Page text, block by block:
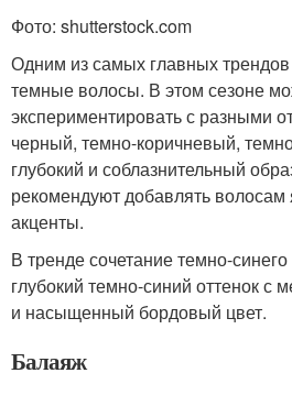
Фото: shutterstock.com
Одним из самых главных
темные волосы. В этом сезоне
экспериментировать с разными
черный, темно-коричневый,
глубокий и соблазнительный
рекомендуют добавлять
акценты.
В тренде сочетание темно-
глубокий темно-синий оттенок с
и насыщенный бордовый цвет.
Балаяж